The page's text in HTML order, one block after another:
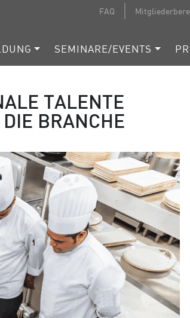
FAQ
SEMINARE/EVENTS
TALENTE
BRANCHE